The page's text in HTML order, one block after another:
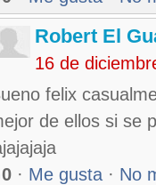
Robert El
16 de
felix
de ellos si se
0 · Me gusta · No